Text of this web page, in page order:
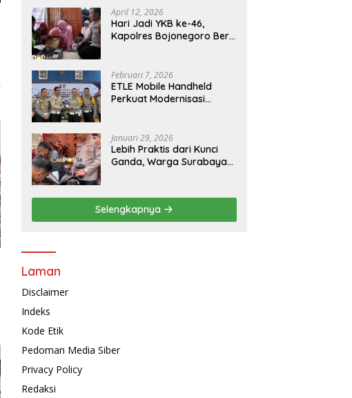
April 12, 2026
Hari Jadi YKB ke-46,
Kapolres Bojonegoro Beri
Februari 7, 2026
ETLE Mobile Handheld
Perkuat Modernisasi
Januari 29, 2026
Lebih Praktis dari Kunci
Ganda, Warga Surabaya
Polrestabes Surabaya
Selengkapnya
Laman
Disclaimer
Indeks
Kode Etik
Pedoman Media Siber
Privacy Policy
Redaksi